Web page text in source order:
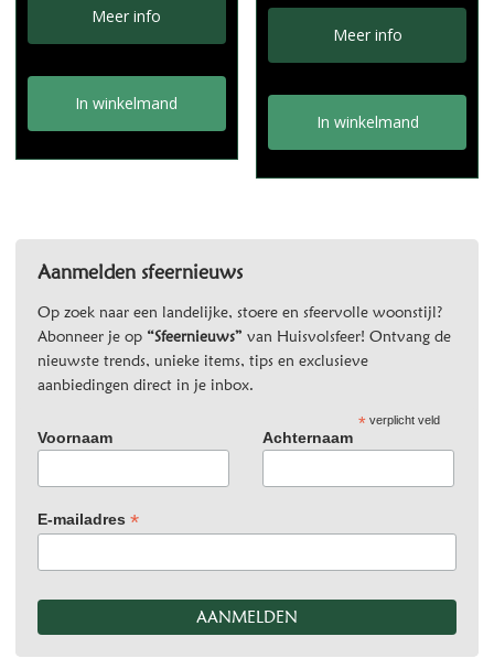
Meer info
In winkelmand
Meer info
In winkelmand
Aanmelden sfeernieuws
Op zoek naar een landelijke, stoere en sfeervolle woonstijl?
Abonneer je op “Sfeernieuws” van Huisvolsfeer! Ontvang de
nieuwste trends, unieke items, tips en exclusieve
aanbiedingen direct in je inbox.
*verplicht veld
Voornaam Achternaam
E-mailadres *